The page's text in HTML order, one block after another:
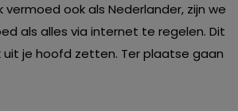
vermoed ook als Nederlander, zijn we
als alles via internet te regelen. Dit
uit je hoofd zetten. Ter plaatse gaan